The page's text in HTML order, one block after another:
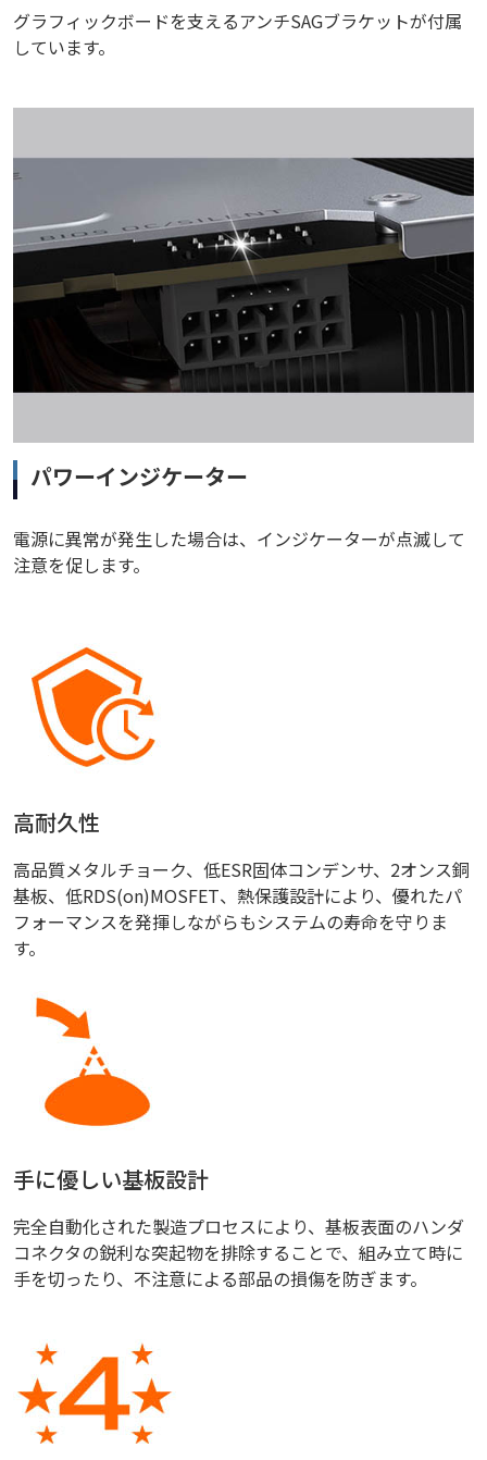
グラフィックボードを支えるアンチSAGブラケットが付属
しています。
パワーインジケーター
電源に異常が発生した場合は、インジケーターが点滅して
注意を促します。
高耐久性
高品質メタルチョーク、低ESR固体コンデンサ、2オンス銅
基板、低RDS(on)MOSFET、熱保護設計により、優れたパ
フォーマンスを発揮しながらもシステムの寿命を守りま
す。
手に優しい基板設計
完全自動化された製造プロセスにより、基板表面のハンダ
コネクタの鋭利な突起物を排除することで、組み立て時に
手を切ったり、不注意による部品の損傷を防ぎます。